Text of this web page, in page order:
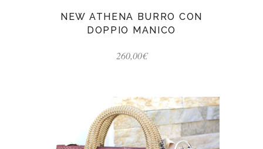
NEW ATHENA BURRO CON
DOPPIO MANICO
260,00€